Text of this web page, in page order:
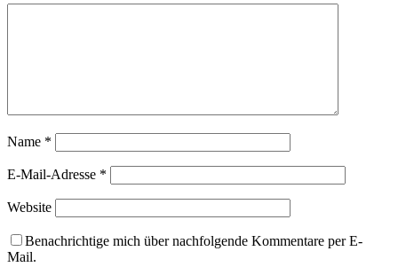
Name *
E-Mail-Adresse *
Website
Benachrichtige mich über nachfolgende Kommentare per E-
Mail.